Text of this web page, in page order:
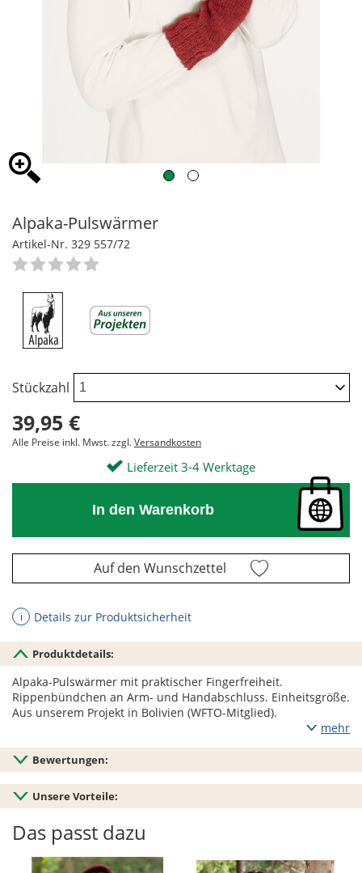
Alpaka-Pulswärmer
Artikel-Nr. 329 557/72
Stückzahl
39,95 €
Alle Preise inkl. Mwst. zzgl.Versandkosten
Lieferzeit 3-4 Werktage
In den Warenkorb
Auf den Wunschzettel
ℹ Details zur Produktsicherheit
Produktdetails:
Alpaka-Pulswärmer mit praktischer Fingerfreiheit.
Rippenbündchen an Arm- und Handabschluss. Einheitsgröße.
Aus unserem Projekt in Bolivien (WFTO-Mitglied).
mehr
Bewertungen:
Unsere Vorteile:
Das passt dazu